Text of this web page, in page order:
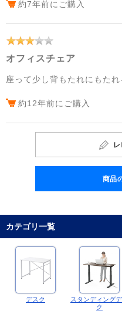
約7年前にご購入
オフィスチェア
座って少し背もたれにもた
約12年前にご購入
レ
商品
カテゴリ一覧
デスク
スタンディングデ
ク